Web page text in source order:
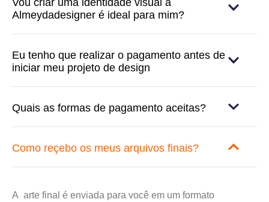
Vou criar uma identidade visual a
Almeydadesigner é ideal para mim?
Eu tenho que realizar o pagamento antes de
iniciar meu projeto de design
Quais as formas de pagamento aceitas?
Como reçebo os meus arquivos finais?
A arte final é enviada para você em um formato